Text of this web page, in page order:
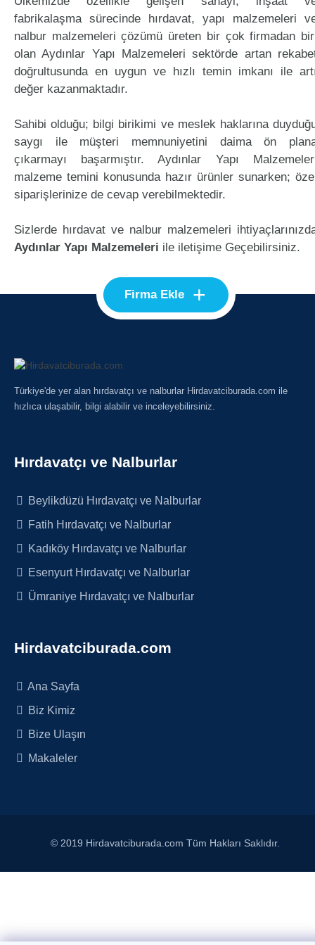
fabrikalaşma sürecinde hırdavat, yapı malzemeleri
nalbur malzemeleri çözümü üreten bir çok firmadan
olan Aydınlar Yapı Malzemeleri sektörde artan
doğrultusunda en uygun ve hızlı temin imkanı ile
değer kazanmaktadır.
Sahibi olduğu; bilgi birikimi ve meslek haklarına
saygı ile müşteri memnuniyetini daima ön
çıkarmayı başarmıştır. Aydınlar Yapı
malzeme temini konusunda hazır ürünler sunarken;
siparişlerinize de cevap verebilmektedir.
Sizlerde hırdavat ve nalbur malzemeleri
Aydınlar Yapı Malzemeleri ile iletişime Geçebilirsiniz.
Firma Ekle +
Türkiye'de yer alan hırdavatçı ve nalburlar Hirdavatciburada.com ile
hızlıca ulaşabilir, bilgi alabilir ve inceleyebilirsiniz.
Hırdavatçı ve Nalburlar
Beylikdüzü Hırdavatçı ve Nalburlar
Fatih Hırdavatçı ve Nalburlar
Kadıköy Hırdavatçı ve Nalburlar
Esenyurt Hırdavatçı ve Nalburlar
Ümraniye Hırdavatçı ve Nalburlar
Hirdavatciburada.com
Ana Sayfa
Biz Kimiz
Bize Ulaşın
Makaleler
© 2019 Hirdavatciburada.com Tüm Hakları Saklıdır.